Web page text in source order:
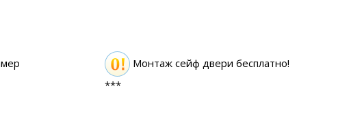
Монтаж сейф двери бесплатно!
***